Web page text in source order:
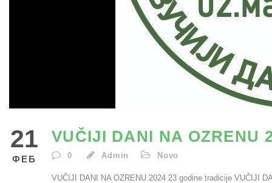
21
ФЕБ
VUČIJI DANI NA OZRENU
0 Admin Novo
VUČIJI DANI NA OZRENU 2024 23 godine tradicije VUČIJI